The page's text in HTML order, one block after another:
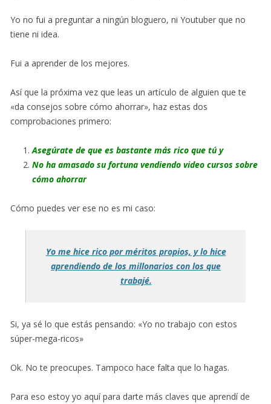
Yo no fui a preguntar a ningún bloguero, ni Youtuber que no
tiene ni idea.
Fui a aprender de los mejores.
Así que la próxima vez que leas un artículo de alguien que te
«da consejos sobre cómo ahorrar», haz estas dos
comprobaciones primero:
Asegúrate de que es bastante más rico que tú y
No ha amasado su fortuna vendiendo video cursos sobre
cómo ahorrar
Cómo puedes ver ese no es mi caso:
Yo me hice rico por méritos propios, y lo hice
aprendiendo de los millonarios con los que
trabajé.
Si, ya sé lo que estás pensando: «Yo no trabajo con estos
súper-mega-ricos»
Ok. No te preocupes. Tampoco hace falta que lo hagas.
Para eso estoy yo aquí para darte más claves que aprendí de